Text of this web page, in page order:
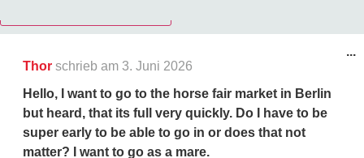
Thor schrieb am 3. Juni 2026
Hello, I want to go to the horse fair market in Berlin
but heard, that its full very quickly. Do I have to be
super early to be able to go in or does that not
matter? I want to go as a mare.
...